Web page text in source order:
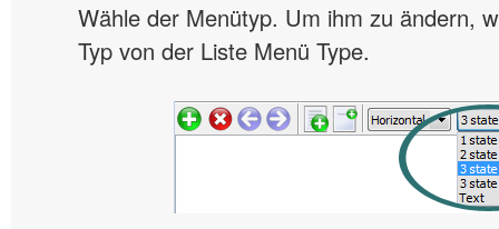
Wähle der Menütyp. Um ihm zu ändern,
Typ von der Liste Menü Type.